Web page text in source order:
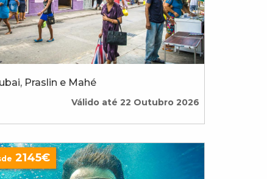
Praslin e Mahé
Válido até 22 Outubro 2026
2145€